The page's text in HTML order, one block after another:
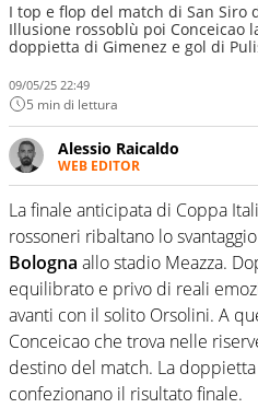
I top e flop del match di San Siro
Illusione rossoblù poi Conceicao
doppietta di Gimenez e gol di
09/05/25 22:49
5 min di lettura
Alessio Raicaldo
WEB EDITOR
Un figlio che si chiama
di proprietà in Italia. Il
irrinunciabile tra passione
Sport indaga,
mondo dello sport per
La finale anticipata di Coppa
rossoneri ribaltano lo
Bologna allo stadio Meazza.
equilibrato e privo di reali
avanti con il solito Orsolini. A
Conceicao che trova nelle
destino del match. La
confezionano il risultato finale.